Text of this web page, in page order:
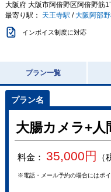
大阪府 大阪市阿倍野区阿倍野筋1
最寄り駅： 天王寺駅 /大阪阿部
インボイス制度に対応
プラン一覧
大腸カメラ+人
料金： 35,000円 （
※電話・メール予約の場合にはポイ